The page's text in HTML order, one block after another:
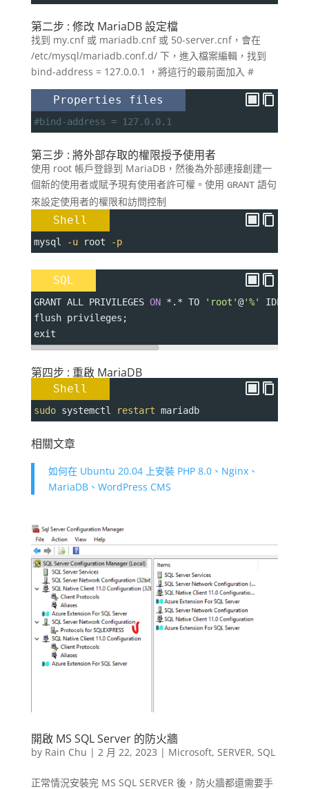
第二步 : 修改 MariaDB 設定檔
找到 my.cnf 或 mariadb.cnf 或 50-server.cnf，會在
/etc/mysql/mariadb.conf.d/ 下，進入檔案編輯，找到
bind-address = 127.0.0.1 ，將這行的最前面加入 #
Properties files
#bind-address = 127.0.0.1
第三步 : 將外部存取的權限授予使用者
使用 root 帳戶登錄到 MariaDB，然後為外部連接創建一
個新的使用者或賦予現有使用者許可權。使用 GRANT語句
來設定使用者的權限和訪問控制
Shell
mysql -u root -p
SQL
GRANT ALL PRIVILEGES ON * . * TO 'root'@'%'
flush privileges ;
exit
第四步 : 重啟 MariaDB
Shell
sudo systemctl restart mariadb
相關文章
如何在 Ubuntu 20.04 上安裝 PHP 8.0、Nginx、
MariaDB、WordPress CMS
開啟 MS SQL Server 的防火牆
by Rain Chu | 2 月 22, 2023 | Microsoft, SERVER, SQL
正常情況安裝完 MS SQL SERVER 後，防火牆都還需要手